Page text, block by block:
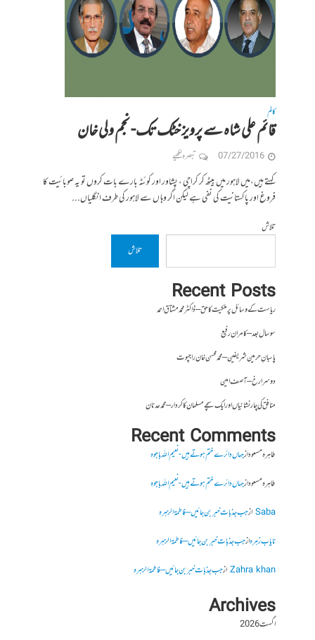
کالم
قائم علی شاہ سے پرویز خٹک تک- نجم ولی خان
07/27/2016 تبصرہ لکھیے
کہتے ہیں،میں لاہور میں بیٹھ کر کراچی ، پشاور اور کوئٹہ بارے بات کروں تو یہ صوبائیت کا
فروغ اور پاکستانیت کی نفی ہے لیکن اگر وہا ں سے لاہور کی طرف انگلیاں...
تلاش
تلاش
Recent Posts
ریاست کے وسائل پر ملکیت کا حق – ڈاکٹر محمد مشتاق احمد
سو سال بعد – کامران رفیع
پاسبانِ حرمین شریفین – محمد محسن خان راجپوت
دوسرا رخ – آصف امین
منافق کی چار نشانیاں اور ایک سچے مسلمان کا کردار – محمد عدنان
Recent Comments
طاہرہ مسعودازجہاں دائرے ختم ہوتے ہیں- نعیم اللہ باجوہ
طاہرہ مسعودازجہاں دائرے ختم ہوتے ہیں- نعیم اللہ باجوہ
Sabaازجب جذبات خبر بن جائیں – فاطمۃالزہرہ
نایاب زہرہازجب جذبات خبر بن جائیں – فاطمۃالزہرہ
Zahra khanازجب جذبات خبر بن جائیں – فاطمۃالزہرہ
Archives
اگست 2026